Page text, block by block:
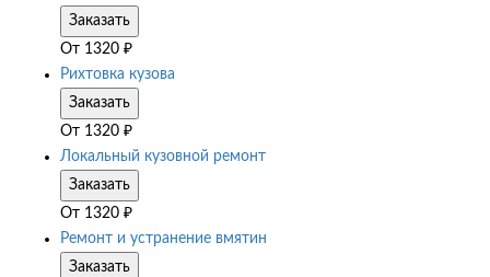
Заказать
От 1320 ₽
Рихтовка кузова
Заказать
От 1320 ₽
Локальный кузовной ремонт
Заказать
От 1320 ₽
Ремонт и устранение вмятин
Заказать